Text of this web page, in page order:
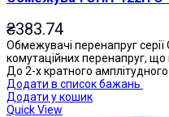
₴383.74
Обмежувачі перенапруг
комутаційних перенапруг,
До 2-х кратного
Додати в список бажань
Додати у кошик
Quick View